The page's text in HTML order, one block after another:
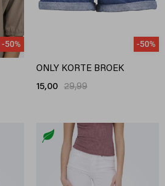
-50% -50%
ONLY KORTE BROEK
15,00 29,99